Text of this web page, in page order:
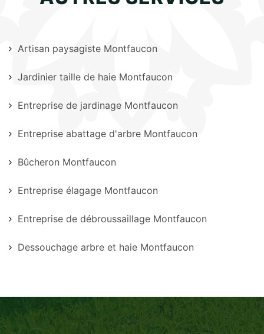
Artisan paysagiste Montfaucon
Jardinier taille de haie Montfaucon
Entreprise de jardinage Montfaucon
Entreprise abattage d'arbre Montfaucon
Bûcheron Montfaucon
Entreprise élagage Montfaucon
Entreprise de débroussaillage Montfaucon
Dessouchage arbre et haie Montfaucon